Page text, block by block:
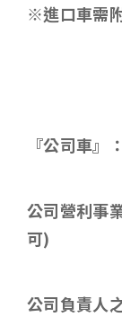
※進口車需
『公司車』：
公司營利事
可)
公司負責人